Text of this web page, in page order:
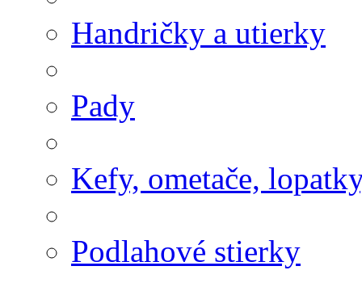
Handričky a utierky
Pady
Kefy, ometače,
Podlahové stierky